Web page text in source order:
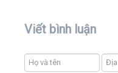
Viết bình luận